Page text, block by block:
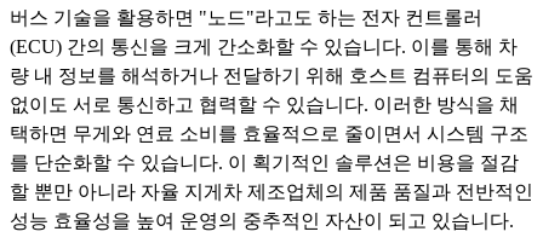
버스 기술을 활용하면 "노드"라고도 하는 전자 컨트롤러
(ECU) 간의 통신을 크게 간소화할 수 있습니다. 이를 통해 차
량 내 정보를 해석하거나 전달하기 위해 호스트 컴퓨터의 도움
없이도 서로 통신하고 협력할 수 있습니다. 이러한 방식을 채
택하면 무게와 연료 소비를 효율적으로 줄이면서 시스템 구조
를 단순화할 수 있습니다. 이 획기적인 솔루션은 비용을 절감
할 뿐만 아니라 자율 지게차 제조업체의 제품 품질과 전반적인
성능 효율성을 높여 운영의 중추적인 자산이 되고 있습니다.